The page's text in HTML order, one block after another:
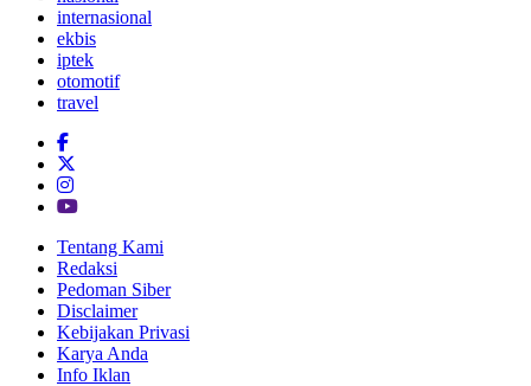
internasional
ekbis
iptek
otomotif
travel
Tentang Kami
Redaksi
Pedoman Siber
Disclaimer
Kebijakan Privasi
Karya Anda
Info Iklan